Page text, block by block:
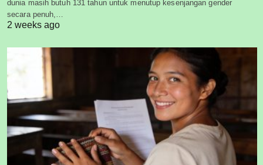
dunia masih butuh 131 tahun untuk menutup kesenjangan gender
secara penuh,…
2 weeks ago